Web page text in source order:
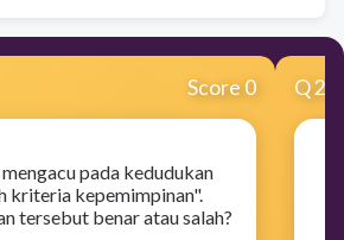
Score 0
pada kedudukan
kriteria kepemimpinan".
tersebut benar atau salah?
Q2